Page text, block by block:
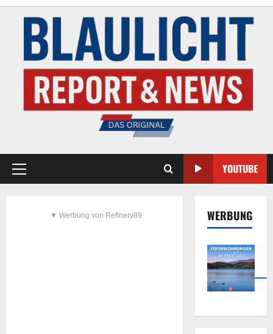
YOUTUBE
▼ Werbung von Refinery89 WERBUNG